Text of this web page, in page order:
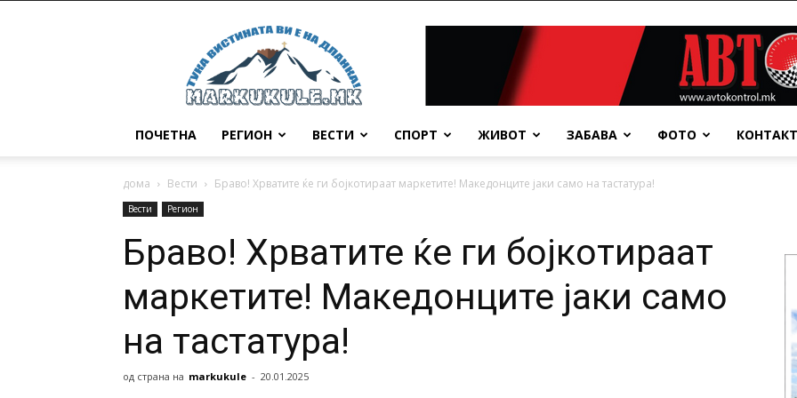
Маркукуле
ПОЧЕТНА РЕГИОН ВЕСТИ СПОРТ ЖИВОТ ЗАБАВА ФОТО КОНТАКТ
дома Вести Браво! Хрватите ќе ги бојкотираат маркетите! Македонците јаки само на тастатура!
Вести Регион
Браво! Хрватите ќе ги бојкотираат
маркетите! Македонците јаки само
на тастатура!
од страна на markukule - 20.01.2025